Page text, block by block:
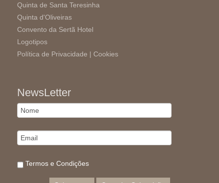
Quinta de Santa Teresinha
Quinta d'Oliveiras
Convento da Sertã Hotel
Logotipos
Política de Privacidade | Cookies
NewsLetter
Termos e Condições